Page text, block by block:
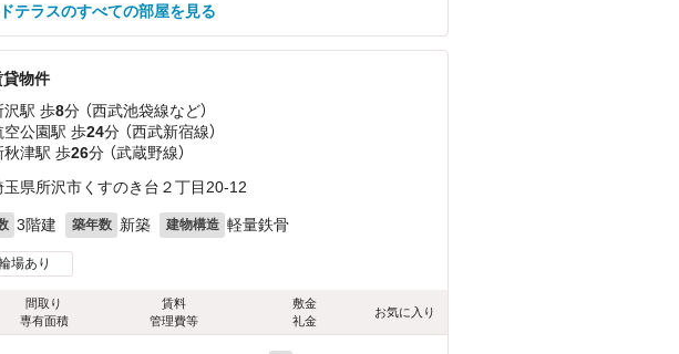
テラスのすべての部屋を見る
物件
沢駅 歩8分 （西武池袋線など）
空公園駅 歩24分 （西武新宿線）
秋津駅 歩26分 （武蔵野線）
玉県所沢市くすのき台２丁目20-12
3階建 築年数 新築 建物構造 軽量鉄骨
場あり
間取り
専有面積
賃料
管理費等
敷金
礼金
お気に入り